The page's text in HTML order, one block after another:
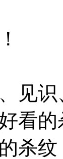
见
看的
杀